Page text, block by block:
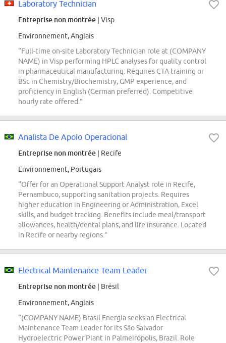
Laboratory Technician
Entreprise non montrée | Visp
Environnement, Anglais
“Full-time on-site Laboratory Technician role at (COMPANY
NAME) in Visp performing HPLC analyses for quality control
in pharmaceutical manufacturing. Requires CTA training or
BSc in Chemistry/Biochemistry, GMP experience, and
proficiency in English (German preferred). Competitive
hourly rate offered.”
Analista De Apoio Operacional
Entreprise non montrée | Recife
Environnement, Portugais
“Offer for an Operational Support Analyst role in Recife,
Pernambuco, supporting sanitation projects. Requires
higher education in Engineering or Administration, Excel
skills, and budget tracking. Benefits include meal/transport
allowances, health/dental plans, and life insurance. Located
in Recife or nearby regions.”
Electrical Maintenance Team Leader
Entreprise non montrée | Brésil
Environnement, Anglais
“(COMPANY NAME) Brasil Energia seeks an Electrical
Maintenance Team Leader for its São Salvador
Hydroelectric Power Plant in Palmeirópolis, Brazil. Role